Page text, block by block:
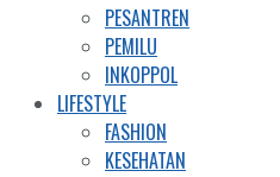
PESANTREN
PEMILU
INKOPPOL
LIFESTYLE
FASHION
KESEHATAN